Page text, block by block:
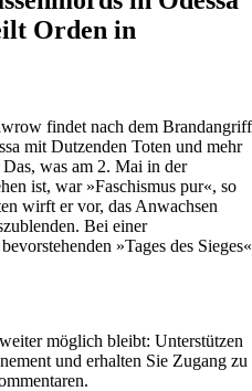
Orden in
findet nach dem Brandangriff
mit Dutzenden Toten und mehr
was am 2. Mai in der
ist, war »Faschismus pur«, so
wirft er vor, das Anwachsen
Bei einer
»Tages des Sieges«
möglich bleibt: Unterstützen
und erhalten Sie Zugang zu